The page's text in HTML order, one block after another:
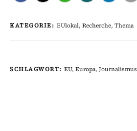
KATEGORIE: EUlokal, Recherche, Thema
SCHLAGWORT: EU, Europa, Journalismus